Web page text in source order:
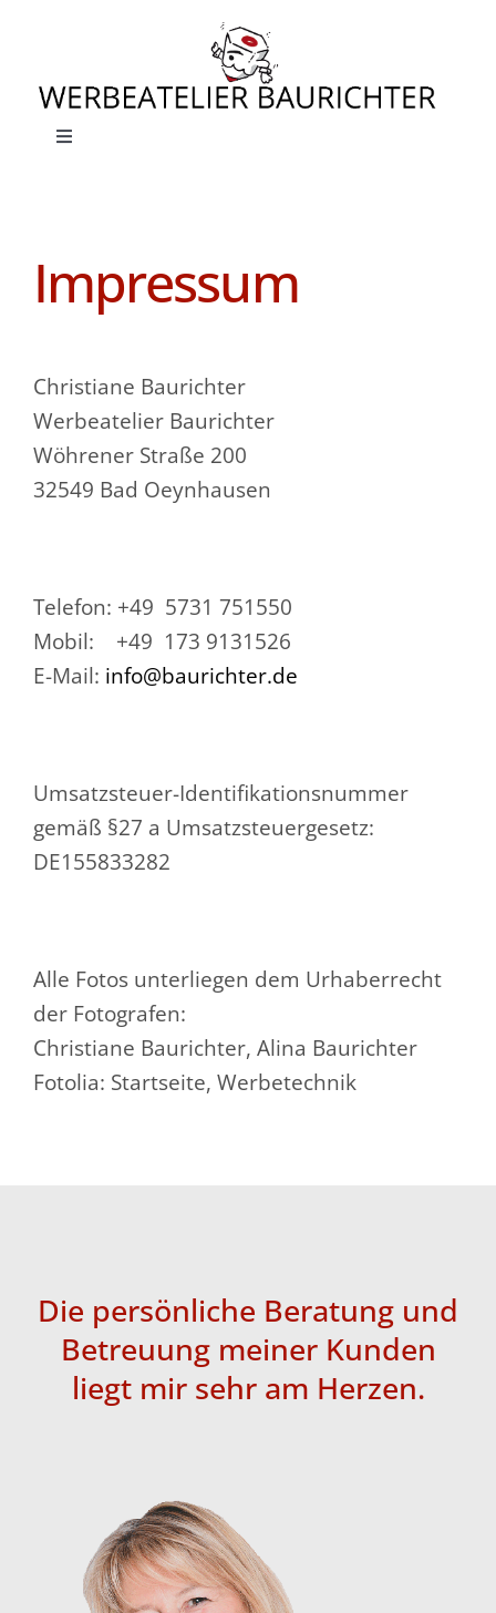
springen
Toggle
News
Printmedien
Buchsatz
Werbetechnik
Impressum
Christiane Baurichter
Werbeatelier Baurichter
Wöhrener Straße 200
32549 Bad Oeynhausen
Telefon: +49 5731 751550
Mobil: +49 173 9131526
E-Mail: info@baurichter.de
Umsatzsteuer-Identifikationsnummer
gemäß §27 a Umsatzsteuergesetz:
DE155833282
Alle Fotos unterliegen dem Urhaberrecht
der Fotografen:
Christiane Baurichter, Alina Baurichter
Fotolia: Startseite, Werbetechnik
Die persönliche Beratung und
Betreuung meiner Kunden
liegt mir sehr am Herzen.